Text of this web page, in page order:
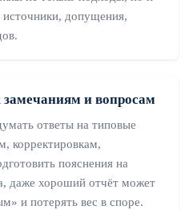
источники, допущения,
замечаниям и вопросам
ответы на типовые
корректировкам,
пояснения на
даже хороший отчёт может
и потерять вес в споре.